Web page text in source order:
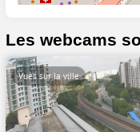
Les webcams
Vues sur la ville